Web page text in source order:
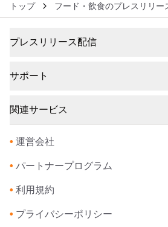
トップ フード・飲食のプレスリリー
プレスリリース配信
サポート
関連サービス
• 運営会社
• パートナープログラム
• 利用規約
• プライバシーポリシー